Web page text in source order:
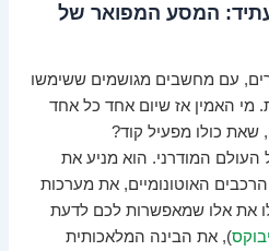
המסע המפואר של
עם מחשבים מגושמים ששימשו
מי האמין אז שיום אחד כל אחד
שאת כולו מפעיל קוד?
המודרני. הוא מניע את
האוטונומיים, את מערכות
את אלו שמאפשרות לכם לדעת
), את הבינה המלאכותית